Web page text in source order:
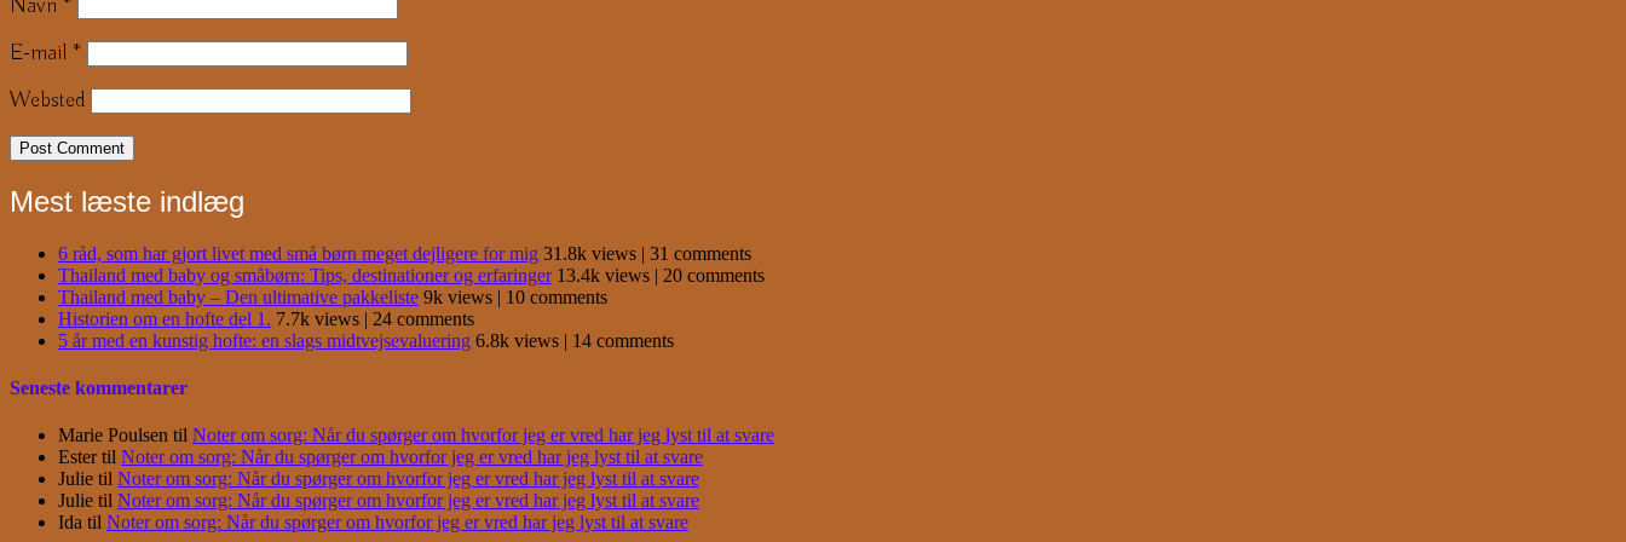
Navn *
E-mail *
Websted
Mest læste indlæg
6 råd, som har gjort livet med små børn meget dejligere for mig 31.8k views | 31 comments
Thailand med baby og småbørn: Tips, destinationer og erfaringer 13.4k views | 20 comments
Thailand med baby – Den ultimative pakkeliste 9k views | 10 comments
Historien om en hofte del 1. 7.7k views | 24 comments
5 år med en kunstig hofte: en slags midtvejsevaluering 6.8k views | 14 comments
Seneste kommentarer
Marie Poulsen til Noter om sorg: Når du spørger om hvorfor jeg er vred har jeg lyst til at svare
Estertil Noter om sorg: Når du spørger om hvorfor jeg er vred har jeg lyst til at svare
Julie til Noter om sorg: Når du spørger om hvorfor jeg er vred har jeg lyst til at svare
Julie til Noter om sorg: Når du spørger om hvorfor jeg er vred har jeg lyst til at svare
Ida til Noter om sorg: Når du spørger om hvorfor jeg er vred har jeg lyst til at svare